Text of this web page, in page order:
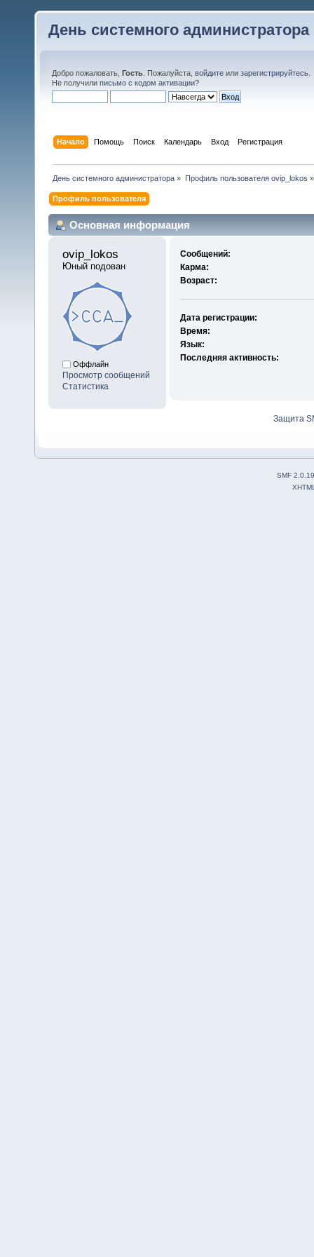
День системного администратора
Добро пожаловать, Гость . Пожалуйста, войдите или зарегистрируйтесь
Не получили письмо с кодом активации?
Начало Помощь Поиск Календарь Вход Регистрация
День системного администратора » Профиль пользователя ovip_lokos »
Профиль пользователя
Основная информация
ovip_lokos
Юный подован
Оффлайн
Просмотр сообщений
Статистика
Сообщений:
Карма:
Возраст:
Дата регистрации:
Время:
Язык:
Последняя активность:
Защита
SMF 2.0.19